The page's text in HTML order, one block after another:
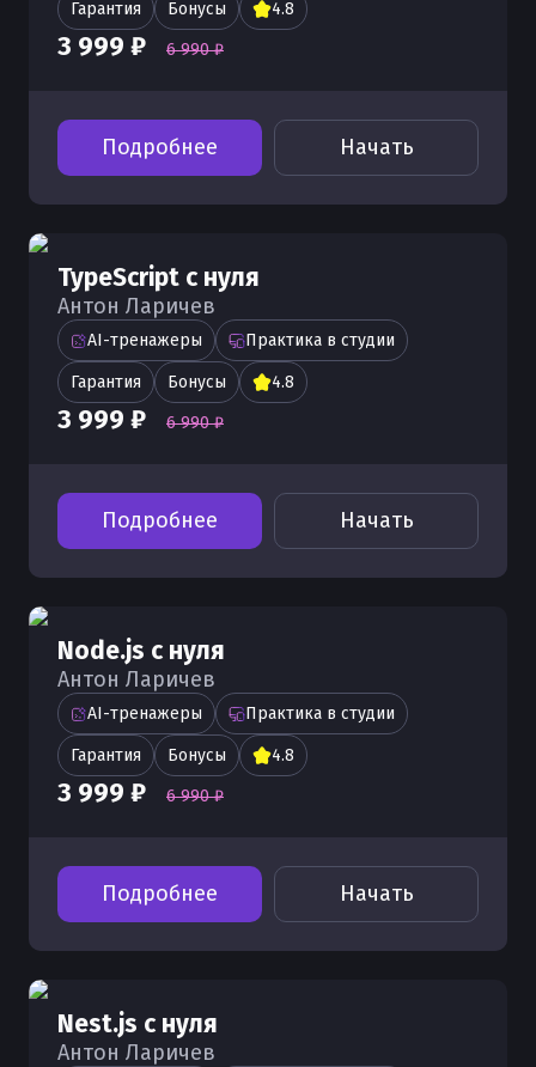
Гарантия Бонусы 4.8
3 999 ₽ 6 990 ₽
Подробнее Начать
TypeScript с нуля
Антон Ларичев
AI-тренажеры Практика в студии
Гарантия Бонусы 4.8
3 999 ₽ 6 990 ₽
Подробнее Начать
Node.js с нуля
Антон Ларичев
AI-тренажеры Практика в студии
Гарантия Бонусы 4.8
3 999 ₽ 6 990 ₽
Подробнее Начать
Nest.js с нуля
Антон Ларичев